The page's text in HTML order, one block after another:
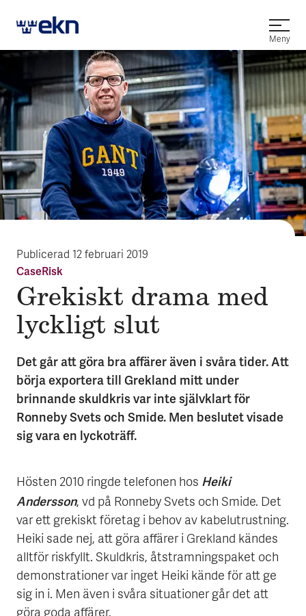
Öppna
Meny
Publicerad 12 februari 2019
CaseRisk
Grekiskt drama med
lyckligt slut
Det går att göra bra affärer även i svåra tider. Att
börja exportera till Grekland mitt under
brinnande skuldkris var inte självklart för
Ronneby Svets och Smide. Men beslutet visade
sig vara en lyckoträff.
Hösten 2010 ringde telefonen hos Heiki
Andersson, vd på Ronneby Svets och Smide. Det
var ett grekiskt företag i behov av kabelutrustning.
Heiki sade nej, att göra affärer i Grekland kändes
alltför riskfyllt. Skuldkris, åtstramningspaket och
demonstrationer var inget Heiki kände för att ge
sig in i. Men även i svåra situationer går det att